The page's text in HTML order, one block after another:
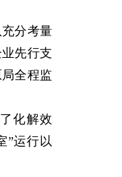
分考量
先行支
全程监
化解效
”运行以